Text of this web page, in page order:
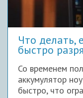
Что делать,
быстро
Со временем
аккумулятор
быстро, что